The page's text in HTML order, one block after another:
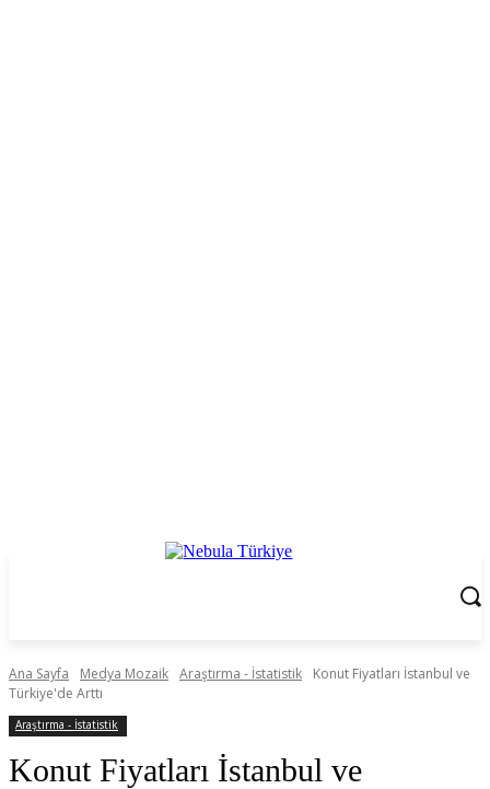
Ana Sayfa Medya Mozaik Araştırma - İstatistik
Konut Fiyatları İstanbul ve
Türkiye'de Arttı
Araştırma - İstatistik
Konut Fiyatları İstanbul ve